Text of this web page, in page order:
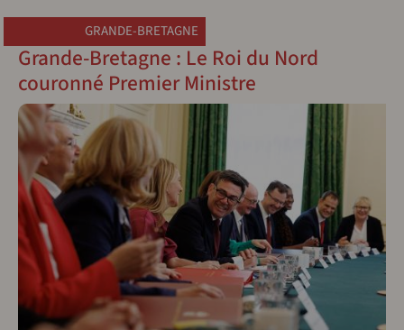
GRANDE-BRETAGNE
Grande-Bretagne : Le Roi du Nord
couronné Premier Ministre